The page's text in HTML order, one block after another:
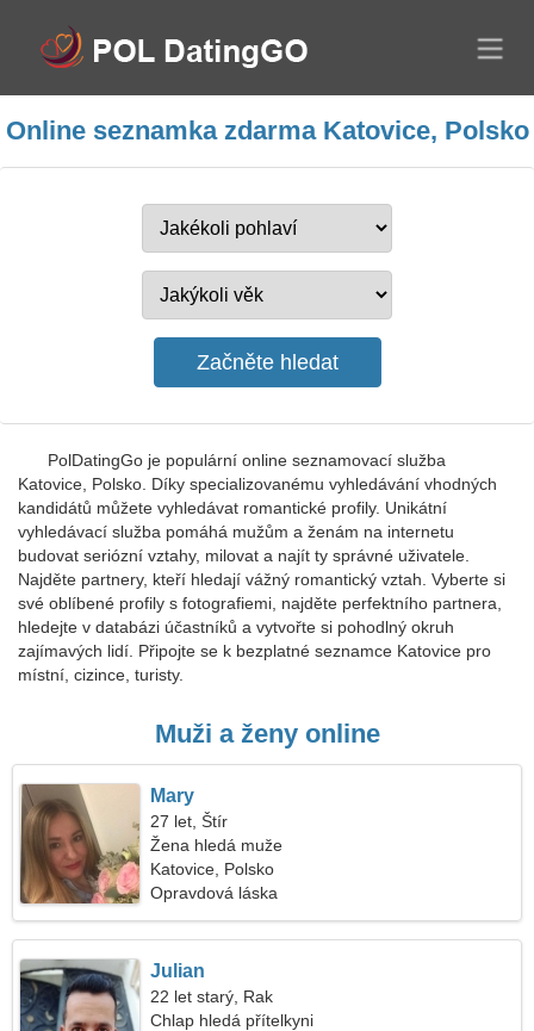
Online seznamka zdarma Katovice, Polsko
PolDatingGo je populární online seznamovací služba
Katovice, Polsko. Díky specializovanému vyhledávání vhodných
kandidátů můžete vyhledávat romantické profily. Unikátní
vyhledávací služba pomáhá mužům a ženám na internetu
budovat seriózní vztahy, milovat a najít ty správné uživatele.
Najděte partnery, kteří hledají vážný romantický vztah. Vyberte si
své oblíbené profily s fotografiemi, najděte perfektního partnera,
hledejte v databázi účastníků a vytvořte si pohodlný okruh
zajímavých lidí. Připojte se k bezplatné seznamce Katovice pro
místní, cizince, turisty.
Muži a ženy online
Mary
27 let, Štír
Žena hledá muže
Katovice, Polsko
Opravdová láska
Julian
22 let starý, Rak
Chlap hledá přítelkyni